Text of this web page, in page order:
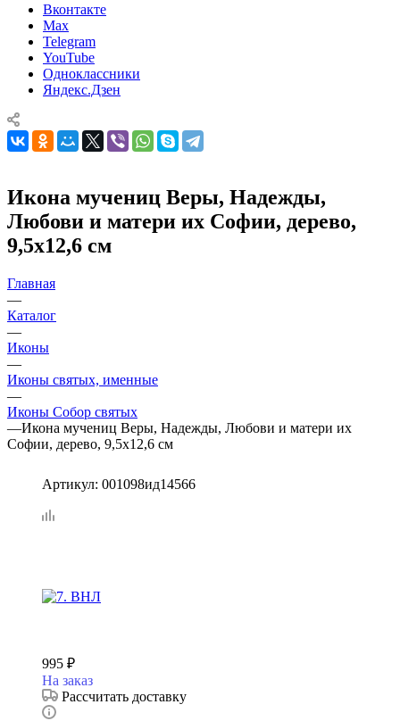
Вконтакте
Max
Telegram
YouTube
Одноклассники
Яндекс.Дзен
Икона мучениц Веры, Надежды,
Любови и матери их Софии, дерево,
9,5х12,6 см
Главная
—
Каталог
—
Иконы
—
Иконы святых, именные
—
Иконы Собор святых
—Икона мучениц Веры, Надежды, Любови и матери их
Софии, дерево, 9,5х12,6 см
Артикул: 001098ид14566
995 ₽
На заказ
Рассчитать доставку